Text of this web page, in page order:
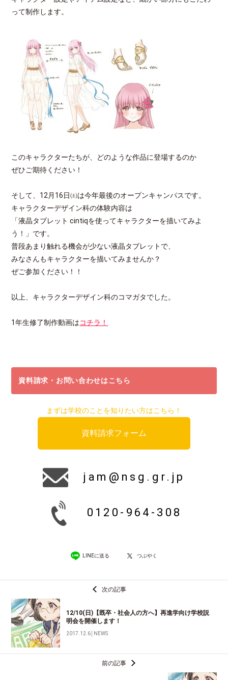
って制作します。
このキャラクターたちが、どのような作品に登場するのか
ぜひご期待ください！
そして、12月16日㈯は今年最後のオープンキャンパスです。
キャラクターデザイン科の体験内容は
「液晶タブレット cintiqを使ってキャラクターを描いてみよ
う！」です。
普段あまり触れる機会が少ない液晶タブレットで、
みなさんもキャラクターを描いてみませんか？
ぜご参加ください！！
以上、キャラクターデザイン科のコマガタでした。
1年生修了制作動画はコチラ！
資料請求・お問い合わせはこちら
まずは学校のことを知りたい方はこちら！
資料請求フォーム
jam@nsg.gr.jp
0120-964-308
LINEに送る つぶやく
次の記事
12/10(日)【既卒・社会人の方へ】再進学向け学校説
明会を開催します！
2017.12.6 NEWS
前の記事